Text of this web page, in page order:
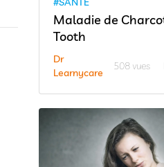
Maladie de
Tooth
Dr
Learnycare
508 vues